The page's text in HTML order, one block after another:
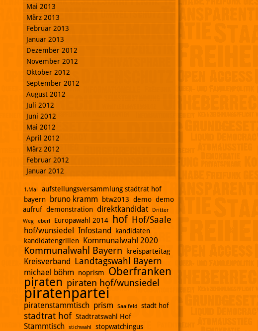
Mai 2013
März 2013
Februar 2013
Januar 2013
Dezember 2012
November 2012
Oktober 2012
September 2012
August 2012
Juli 2012
Juni 2012
Mai 2012
April 2012
März 2012
Februar 2012
Januar 2012
1.Mai
aufstellungsversammlung stadtrat hof
bayern
bruno kramm btw2013 demo demo
aufruf demonstration direktkandidat
Dritter
Weg
eberl Europawahl 2014 hof Hof/Saale
hof/wunsiedel Infostand
kandidaten
kandidatengrillen Kommunalwahl 2020
Kommunalwahl Bayern kreisparteitag
Kreisverband Landtagswahl Bayern
michael böhm noprism Oberfranken
piraten piraten hof/wunsiedel
piratenpartei
piratenstammtisch prism Saalfeld stadt hof
stadtrat hof Stadtratswahl Hof
Stammtisch stichwahl stopwatchingus